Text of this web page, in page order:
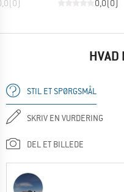
0 0,0 0
HVAD
STIL ET SPØRGSMÅL
SKRIV EN VURDERING
DEL ET BILLEDE